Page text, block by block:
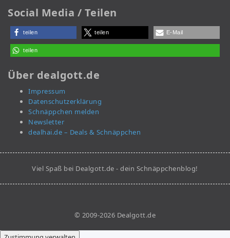
Social Media / Teilen
teilen teilen E-Mail
teilen
Über dealgott.de
Impressum
Datenschutzerklärung
Schnäppchen melden
Newsletter
dealhai.de – Deals & Schnäppchen
Viel Spaß bei Dealgott.de - dein Schnäppchenblog!
© 2009-2026 Dealgott.de